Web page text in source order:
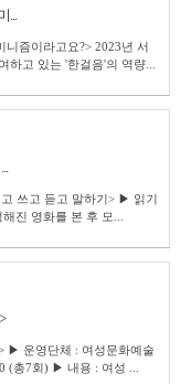
즘이라고요?> 2023년 서
하고 있는 '한걸음'의 역량...
쓰고 듣고 말하기> ▶ 읽기
진 영화를 본 후 모...
▶ 운영단체 : 여성문화예술
(총7회) ▶ 내용 : 여성 ...